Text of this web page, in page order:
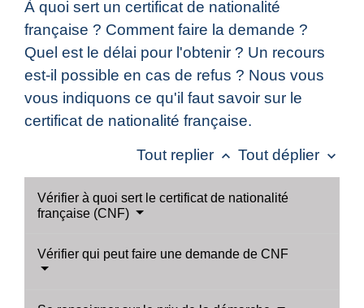
À quoi sert un certificat de nationalité
française ? Comment faire la demande ?
Quel est le délai pour l'obtenir ? Un recours
est-il possible en cas de refus ? Nous vous
vous indiquons ce qu'il faut savoir sur le
certificat de nationalité française.
Tout replier keyboard_arrow_up Tout déplier keyboard_arrow_down
Vérifier à quoi sert le certificat de nationalité
française (CNF)
Vérifier qui peut faire une demande de CNF